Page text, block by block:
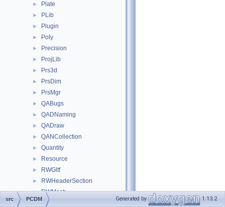
► Plate
► PLib
► Plugin
► Poly
► Precision
► ProjLib
► Prs3d
► PrsDim
► PrsMgr
► QABugs
► QADNaming
► QADraw
► QANCollection
► Quantity
► Resource
► RWGltf
► RWHeaderSection
► RWMesh
► RWObj
src PCDM Generated by 1.13.2